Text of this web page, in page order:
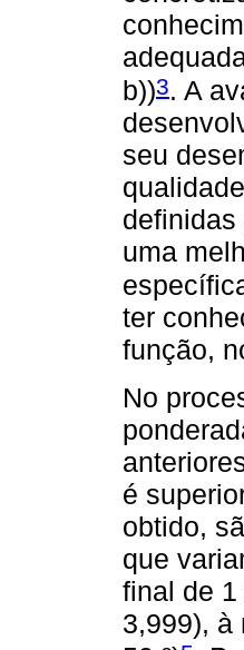
b))3. A
seu
uma
ter
função,
No
é
obtido,
que
final de
3,999), à